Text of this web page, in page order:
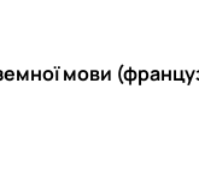
мови